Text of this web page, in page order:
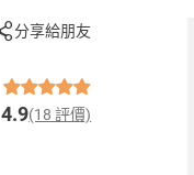
分享給朋友
4.9(18 評價)